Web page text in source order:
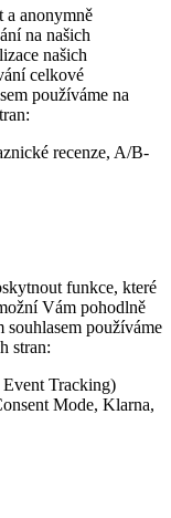
a anonymně
na našich
našich
celkové
používáme na
recenze, A/B-
funkce, které
Vám pohodlně
souhlasem používáme
stran:
Tracking)
Mode, Klarna,